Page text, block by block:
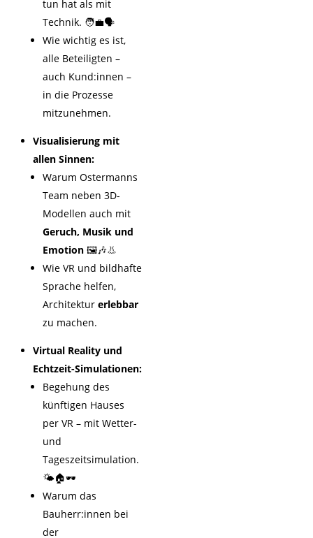
tun hat als mit
Technik. 🧑‍💼🗣️
Wie wichtig es ist,
alle Beteiligten –
auch Kund:innen –
in die Prozesse
mitzunehmen.
Visualisierung mit
allen Sinnen:
Warum Ostermanns
Team neben 3D-
Modellen auch mit
Geruch, Musik und
Emotion 🖼️🎶👃
Wie VR und bildhafte
Sprache helfen,
Architekturerlebbar
zu machen.
Virtual Reality und
Echtzeit-Simulationen:
Begehung des
künftigen Hauses
per VR – mit Wetter-
und
Tageszeitsimulation.
🌤️🏠🕶️
Warum das
Bauherr:innen bei
der